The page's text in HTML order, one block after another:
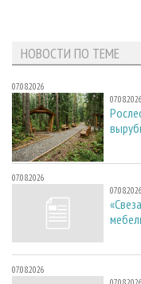
НОВОСТИ ПО ТЕМЕ
07.08.2026
07.08.2026
07.08.2026
07.08.2026
07.08.2026